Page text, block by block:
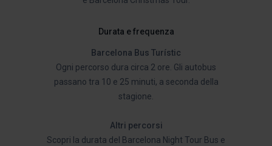
Durata e frequenza
Barcelona Bus Turístic
Ogni percorso dura circa 2 ore. Gli autobus
passano tra 10 e 25 minuti, a seconda della
stagione.
Altri percorsi
Scopri la durata del Barcelona Night Tour Bus e